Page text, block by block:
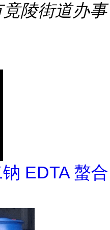
陵街道办事
EDTA 螯合